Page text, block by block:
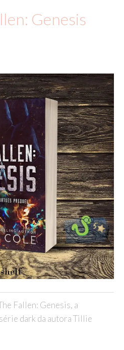
Genesis
Fallen: Genesis, a
dark da autora Tillie